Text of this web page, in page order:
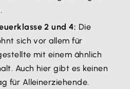
2 und 4: Die
sich vor allem für
mit einem ähnlich
Auch hier gibt es keinen
für Alleinerziehende.